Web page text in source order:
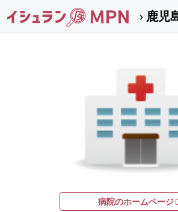
鹿児
病院のホームページ